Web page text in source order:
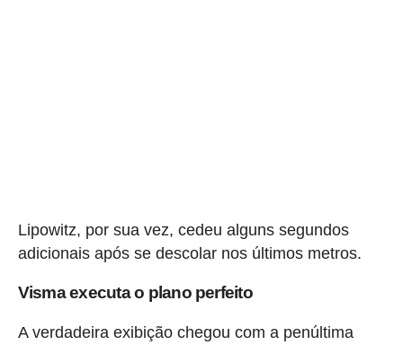
Lipowitz, por sua vez, cedeu alguns segundos
adicionais após se descolar nos últimos metros.
Visma executa o plano perfeito
A verdadeira exibição chegou com a penúltima